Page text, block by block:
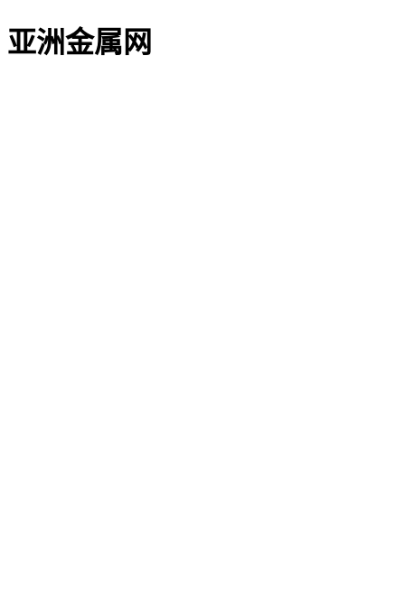
亚洲金属网